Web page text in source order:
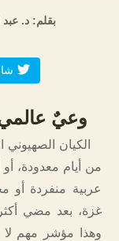
بقلم: د. عبد
وعيٌ
الكيان الصهيوني
من أيام معدودة،
عربية منفردة أو
غزة، بعد مضي
وهذا مؤشر مهم لا